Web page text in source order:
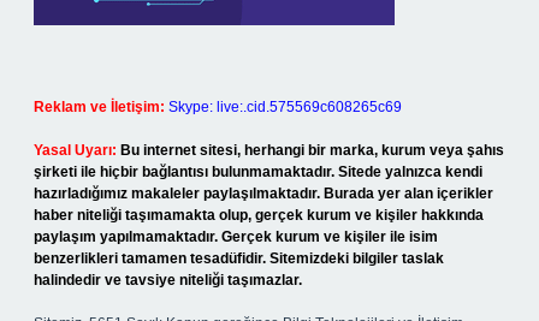
Reklam ve İletişim: Skype: live:.cid.575569c608265c69
Yasal Uyarı: Bu internet sitesi, herhangi bir marka, kurum veya şahıs
şirketi ile hiçbir bağlantısı bulunmamaktadır. Sitede yalnızca kendi
hazırladığımız makaleler paylaşılmaktadır. Burada yer alan içerikler
haber niteliği taşımamakta olup, gerçek kurum ve kişiler hakkında
paylaşım yapılmamaktadır. Gerçek kurum ve kişiler ile isim
benzerlikleri tamamen tesadüfidir. Sitemizdeki bilgiler taslak
halindedir ve tavsiye niteliği taşımazlar.